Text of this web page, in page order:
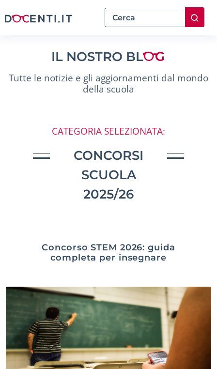
IL NOSTRO BL
Tutte le notizie e gli aggiornamenti dal mondo
della scuola
CATEGORIA SELEZIONATA:
CONCORSI
SCUOLA
2025/26
Concorso STEM 2026: guida
completa per insegnare